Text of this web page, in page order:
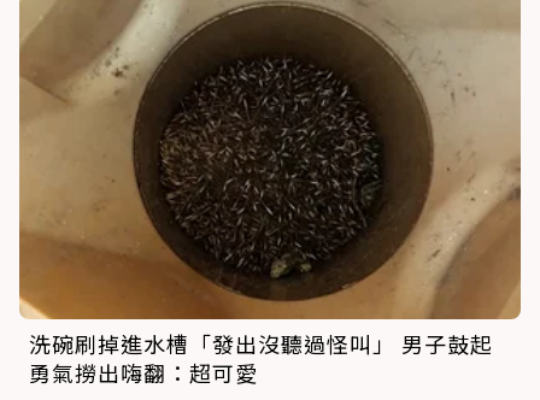
洗碗刷掉進水槽「發出沒聽過怪叫」 男子鼓起
勇氣撈出嗨翻：超可愛